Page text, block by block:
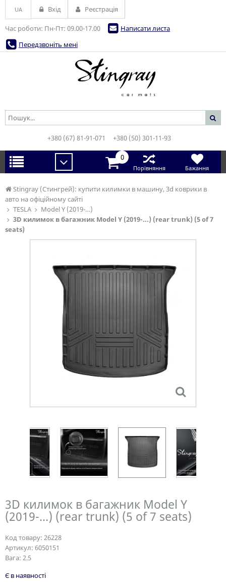
Stingray (Стингрей): купити килимки в машину, 3d коврики в
авто на офіційному сайті
TESLA
Model Y (2019-…)
3D килимок в багажник Model Y (2019-...) (rear trunk) (5 of 7
seats)
3D килимок в багажник Model Y
(2019-...) (rear trunk) (5 of 7 seats)
Код товару: 26228
Артикул: 6050151
Вага: 2.5
Є в наявності
Час роботи: Пн-Пт: 09.00-17.00
Написати листа
Передзвоніть мені
UA Вхід Реєстрація
+380 (67) 81-91-071 +380 (50) 301-11-93
0
Порівняння Бажання